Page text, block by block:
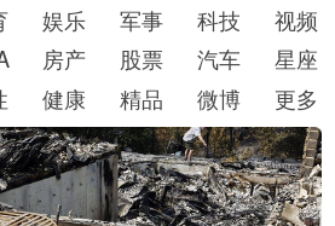
娱乐 军事 科技
视频
房产 股票 汽车
星座
健康 精品 微博 更多